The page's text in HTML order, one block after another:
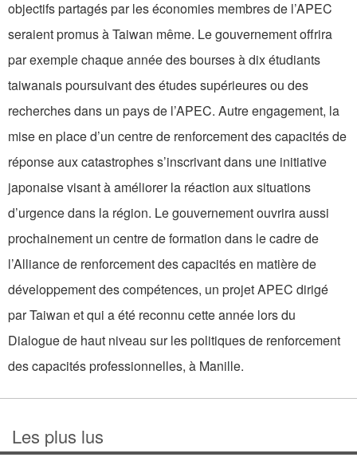
objectifs partagés par les économies membres de l’APEC
seraient promus à Taiwan même. Le gouvernement offrira
par exemple chaque année des bourses à dix étudiants
taiwanais poursuivant des études supérieures ou des
recherches dans un pays de l’APEC. Autre engagement, la
mise en place d’un centre de renforcement des capacités de
réponse aux catastrophes s’inscrivant dans une initiative
japonaise visant à améliorer la réaction aux situations
d’urgence dans la région. Le gouvernement ouvrira aussi
prochainement un centre de formation dans le cadre de
l’Alliance de renforcement des capacités en matière de
développement des compétences, un projet APEC dirigé
par Taiwan et qui a été reconnu cette année lors du
Dialogue de haut niveau sur les politiques de renforcement
des capacités professionnelles, à Manille.
Les plus lus